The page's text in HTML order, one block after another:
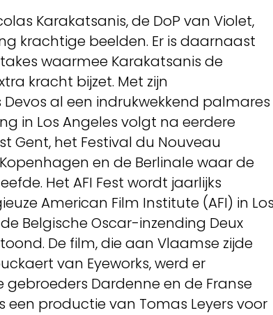
Karakatsanis, de DoP van Violet,
krachtige beelden. Er is daarnaast
waarmee Karakatsanis de
kracht bijzet. Met zijn
al een indrukwekkend palmares
in Los Angeles volgt na eerdere
Gent, het Festival du Nouveau
en de Berlinale waar de
Het AFI Fest wordt jaarlijks
American Film Institute (AFI) in
Belgische Oscar-inzending Deux
De film, die aan Vlaamse zijde
van Eyeworks, werd er
Dardenne en de Franse
een productie van Tomas Leyers voor